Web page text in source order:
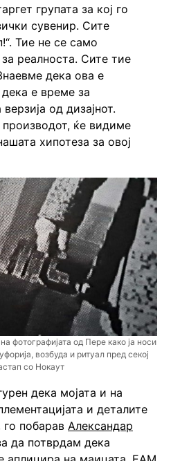
групата за кој го
сувенир. Сите
Тие не се само
реалноста. Сите тие
дека ова е
дека е време за
од дизајнот.
ќе видиме
хипотеза за овој
фотографијата од Пере како ја носи
возбуда и ритуал пред секој
со Нокаут
дека мојата и на
и деталите
побарав Александар
да потврдам дека